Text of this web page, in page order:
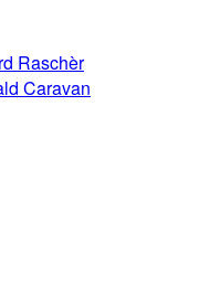
Raschèr
Caravan